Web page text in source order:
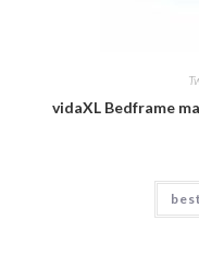
vidaXL Bedframe